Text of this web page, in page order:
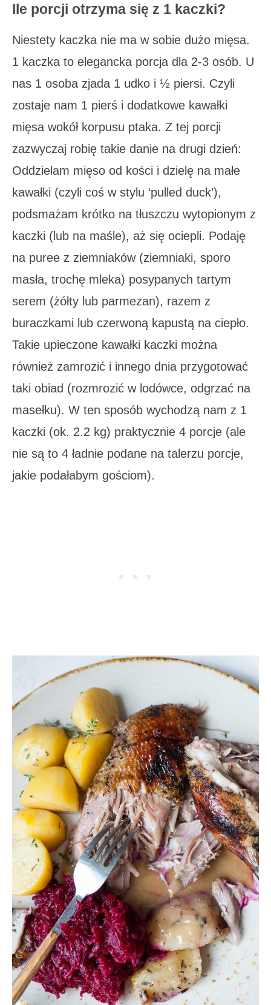
Ile porcji otrzyma się z 1 kaczki?
Niestety kaczka nie ma w sobie dużo mięsa.
1 kaczka to elegancka porcja dla 2-3 osób. U
nas 1 osoba zjada 1 udko i ½ piersi. Czyli
zostaje nam 1 pierś i dodatkowe kawałki
mięsa wokół korpusu ptaka. Z tej porcji
zazwyczaj robię takie danie na drugi dzień:
Oddzielam mięso od kości i dzielę na małe
kawałki (czyli coś w stylu ‘pulled duck’),
podsmażam krótko na tłuszczu wytopionym z
kaczki (lub na maśle), aż się ociepli. Podaję
na puree z ziemniaków (ziemniaki, sporo
masła, trochę mleka) posypanych tartym
serem (żółty lub parmezan), razem z
buraczkami lub czerwoną kapustą na ciepło.
Takie upieczone kawałki kaczki można
również zamrozić i innego dnia przygotować
taki obiad (rozmrozić w lodówce, odgrzać na
masełku). W ten sposób wychodzą nam z 1
kaczki (ok. 2.2 kg) praktycznie 4 porcje (ale
nie są to 4 ładnie podane na talerzu porcje,
jakie podałabym gościom).